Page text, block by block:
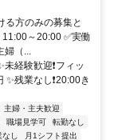
る方のみの募集と
～20:00 ✅実働
（...
験歓迎❗フィッ
残業なし❗20:00き
主婦・主夫歓迎
職場見学可
転勤なし
し
月1シフト提出